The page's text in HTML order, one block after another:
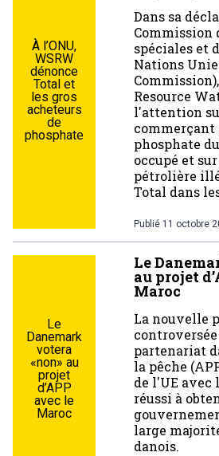
À l’ONU,
WSRW
dénonce
Total et
les gros
acheteurs
de
phosphate
Dans sa
Commission
spéciales et
Nations
Resource
l'attention
commerçant
phosphate
occupé et
pétrolière
Total dans
Publié 11 octobre
Le
Danemark
votera
«non» au
projet
d’APP
avec le
Maroc
Le
au projet
Maroc
La nouvelle
controversée
partenariat
la pêche
de l'UE avec
réussi à
large
danois.